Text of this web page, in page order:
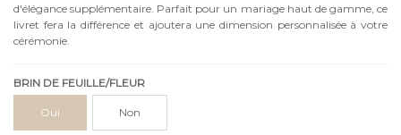
d'élégance supplémentaire. Parfait pour un mariage haut de gamme, ce
livret fera la différence et ajoutera une dimension personnalisée à votre
cérémonie.
BRIN DE FEUILLE/FLEUR
Oui Non